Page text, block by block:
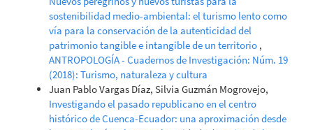
sostenibilidad medio-ambiental: el turismo lento como
vía para la conservación de la autenticidad del
patrimonio tangible e intangible de un territorio ,
ANTROPOLOGÍA - Cuadernos de Investigación: Núm. 19
(2018): Turismo, naturaleza y cultura
Juan Pablo Vargas Díaz, Silvia Guzmán Mogrovejo,
Investigando el pasado republicano en el centro
histórico de Cuenca-Ecuador: una aproximación desde